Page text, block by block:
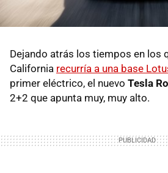
Dejando atrás los tiempos en los
California recurría a una base
primer eléctrico, el nuevo Tesla
2+2 que apunta muy, muy alto.